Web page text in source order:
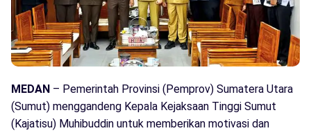
MEDAN – Pemerintah Provinsi (Pemprov) Sumatera Utara
(Sumut) menggandeng Kepala Kejaksaan Tinggi Sumut
(Kajatisu) Muhibuddin untuk memberikan motivasi dan